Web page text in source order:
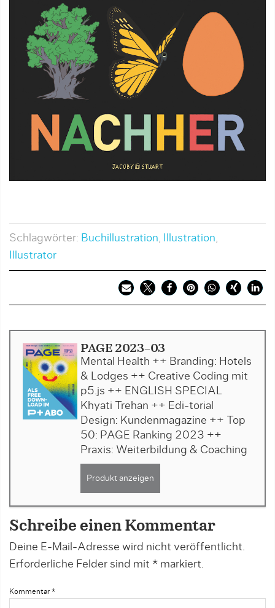
Schlagwörter: Buchillustration, Illustration,
Illustrator
PAGE 2023-03
Mental Health ++ Branding: Hotels
& Lodges ++ Creative Coding mit
p5.js ++ ENGLISH SPECIAL
Khyati Trehan ++ Edi-torial
Design: Kundenmagazine ++ Top
50: PAGE Ranking 2023 ++
Praxis: Weiterbildung & Coaching
Produkt anzeigen
Schreibe einen Kommentar
Deine E-Mail-Adresse wird nicht veröffentlicht.
Erforderliche Felder sind mit * markiert.
Kommentar *